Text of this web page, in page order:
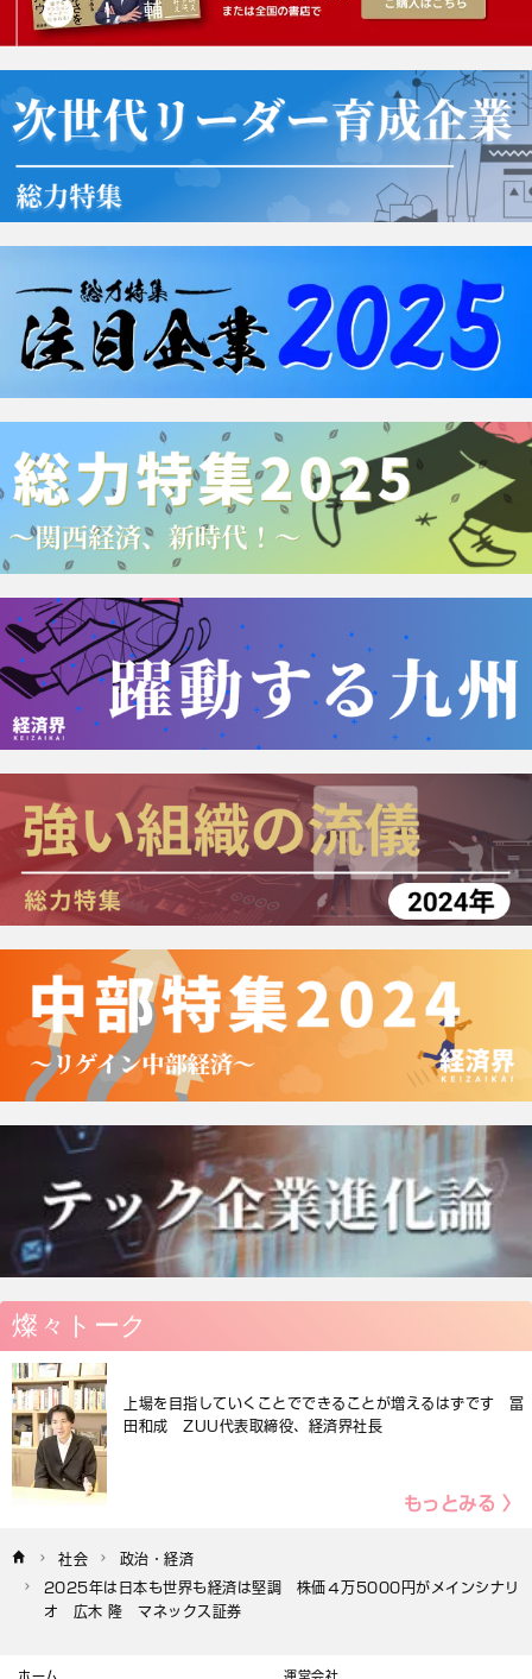
燦々トーク
上場を目指していくことでできることが増えるはずです 冨
田和成 ZUU代表取締役、経済界社長
もっとみる 〉
社会
政治・経済
2025年は日本も世界も経済は堅調　株価４万5000円がメインシナリ
オ　広木 隆　マネックス証券